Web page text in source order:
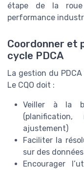
étape de la
performance
Coordonner et
cycle PDCA
La gestion du
Le CQO doit :
Veiller à la
ajustement)
Faciliter la
sur des
Encourager